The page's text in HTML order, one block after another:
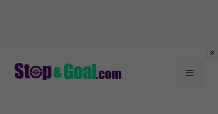
Menu